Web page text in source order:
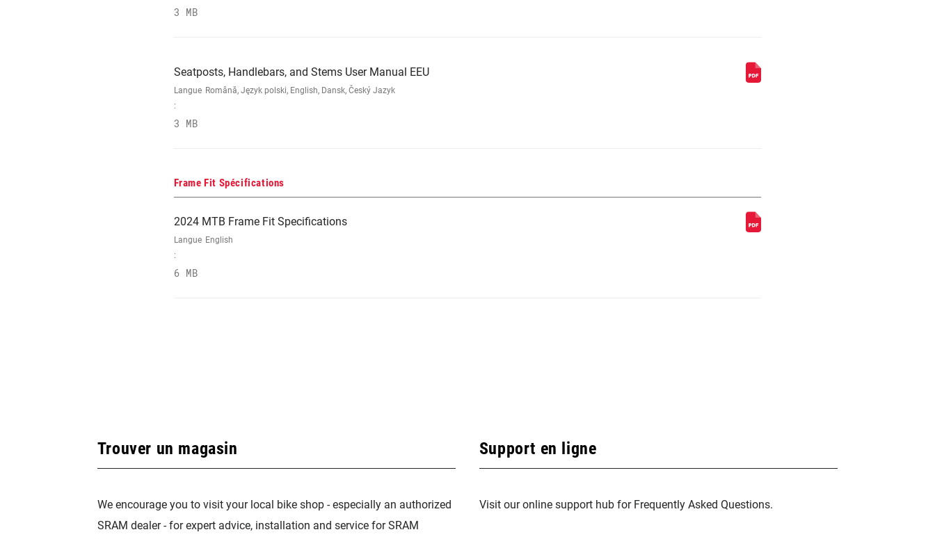
3 MB
Seatposts, Handlebars, and Stems User Manual EEU
Langue
:
Română, Język polski, English, Dansk, Český Jazyk
3 MB
Frame Fit Spécifications
2024 MTB Frame Fit Specifications
Langue
:
English
6 MB
Trouver un magasin
We encourage you to visit your local bike shop - especially an authorized
SRAM dealer - for expert advice, installation and service for SRAM
Support en ligne
Visit our online support hub for Frequently Asked Questions.